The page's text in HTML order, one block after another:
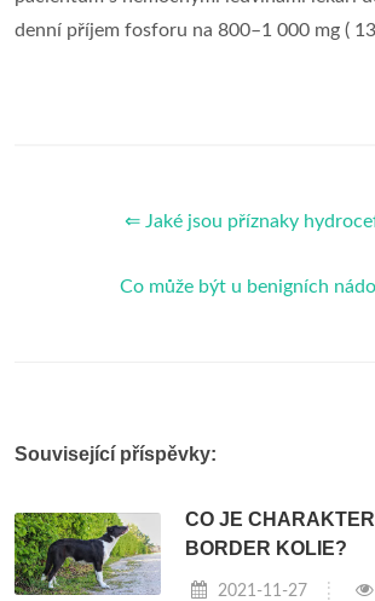
denní příjem fosforu na 800–1 000 mg (
⇐ Jaké jsou příznaky
Co může být u benigních
Související příspěvky:
CO JE
BORDER KOLIE?
2021-11-27